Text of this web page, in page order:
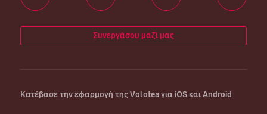
Συνεργάσου μαζί μας
Κατέβασε την εφαρμογή της Volotea για iOS και Android